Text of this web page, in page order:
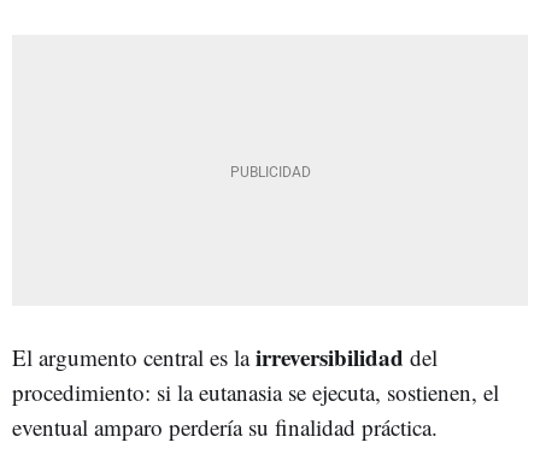
El argumento central es lairreversibilidad del
procedimiento: si la eutanasia se ejecuta, sostienen, el
eventual amparo perdería su finalidad práctica.